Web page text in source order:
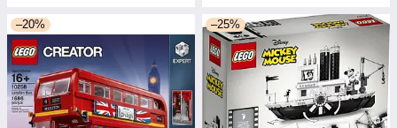
ВИКОРИСТАННЯ Й ДОГЛЯД
У процесі збирання дотримуйтесь інструкцій,
щоб не пошкодити деталі. Зберігати їх слід у
«рідній» упаковці або іншій відповідній коробці, а
–20% –25%